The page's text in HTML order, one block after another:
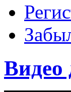
Видео